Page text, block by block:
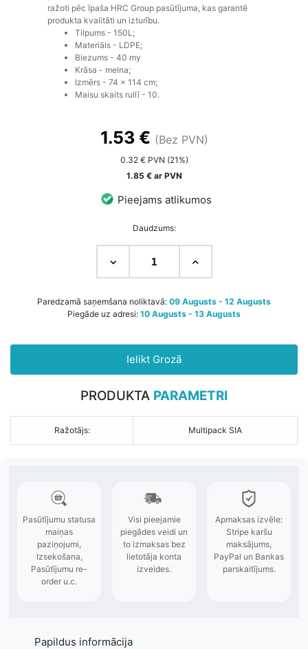
ražoti pēc īpaša HRC Group pasūtījuma, kas garantē
produkta kvalitāti un izturību.
Tilpums - 150L;
Materiāls - LDPE;
Biezums - 40 my
Krāsa - melna;
Izmērs - 74 x 114 cm;
Maisu skaits rullī - 10.
1.53 € (Bez PVN)
0.32 € PVN (21%)
1.85 € ar PVN
Pieejams atlikumos
Daudzums:
Paredzamā saņemšana noliktavā: 09 Augusts - 12 Augusts
Piegāde uz adresi: 10 Augusts - 13 Augusts
Ielikt Grozā
PRODUKTA PARAMETRI
Ražotājs: Multipack SIA
Papildus informācija